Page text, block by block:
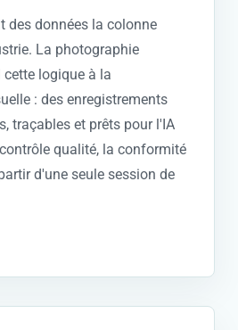
des données la colonne
La photographie
logique à la
: des enregistrements
traçables et prêts pour l'IA
qualité, la conformité
d'une seule session de